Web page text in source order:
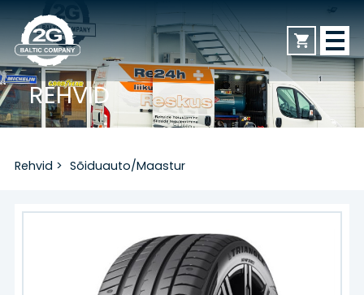
REHVID
Sõiduauto/Maastur
Veoauto
Rehvid > Sõiduauto/Maastur